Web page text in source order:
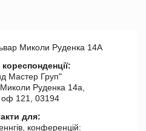
Миколи Руденка 14А
Мастер Груп"
Руденка 14а,
оф 121, 03194
для:
конференцій: